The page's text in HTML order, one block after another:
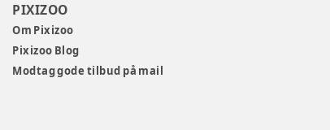
PIXIZOO
Om Pixizoo
Pixizoo Blog
Modtag gode tilbud på mail